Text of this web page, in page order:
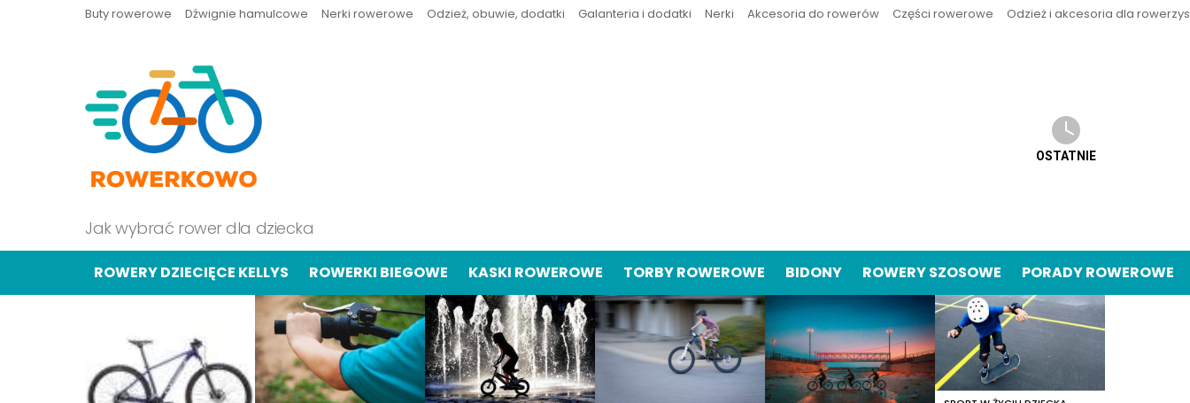
Buty rowerowe Dźwignie hamulcowe Nerki rowerowe Odzież, obuwie, dodatki Galanteria i dodatki Nerki Akcesoria do rowerów Części rowerowe Odzież i akcesoria dla
Jak wybrać rower dla dziecka
OSTATNIE
ROWERY DZIECIĘCE KELLYS ROWERKI BIEGOWE KASKI ROWEROWE TORBY ROWEROWE BIDONY ROWERY SZOSOWE PORADY ROWEROWE